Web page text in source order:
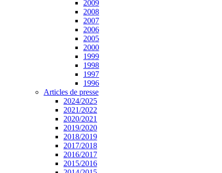
2009
2008
2007
2006
2005
2000
1999
1998
1997
1996
Articles de presse
2024/2025
2021/2022
2020/2021
2019/2020
2018/2019
2017/2018
2016/2017
2015/2016